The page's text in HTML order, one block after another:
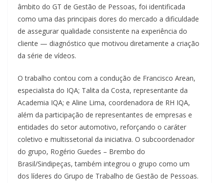
âmbito do GT de Gestão de Pessoas, foi identificada
como uma das principais dores do mercado a dificuldade
de assegurar qualidade consistente na experiência do
cliente — diagnóstico que motivou diretamente a criação
da série de vídeos.
O trabalho contou com a condução de Francisco Arean,
especialista do IQA; Talita da Costa, representante da
Academia IQA; e Aline Lima, coordenadora de RH IQA,
além da participação de representantes de empresas e
entidades do setor automotivo, reforçando o caráter
coletivo e multissetorial da iniciativa. O subcoordenador
do grupo, Rogério Guedes – Brembo do
Brasil/Sindipeças, também integrou o grupo como um
dos líderes do Grupo de Trabalho de Gestão de Pessoas.